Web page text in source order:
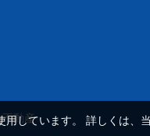
動産
しています。 詳しくは、